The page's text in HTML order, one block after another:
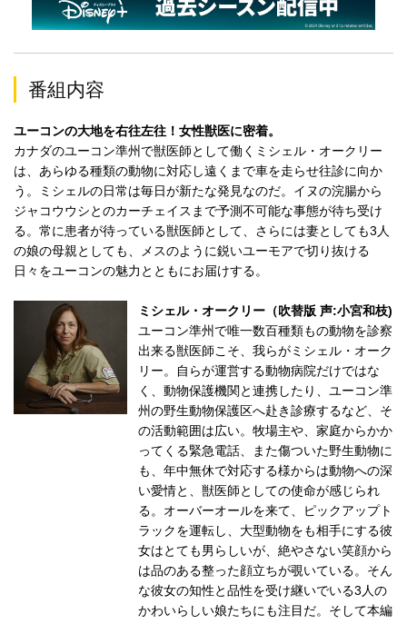
番組内容
ユーコンの大地を右往左往！女性獣医に密着。
カナダのユーコン準州で獣医師として働くミシェル・オークリー
は、あらゆる種類の動物に対応し遠くまで車を走らせ往診に向か
う。ミシェルの日常は毎日が新たな発見なのだ。イヌの浣腸から
ジャコウウシとのカーチェイスまで予測不可能な事態が待ち受け
る。常に患者が待っている獣医師として、さらには妻としても3人
の娘の母親としても、メスのように鋭いユーモアで切り抜ける
日々をユーコンの魅力とともにお届けする。
ミシェル・オークリー（吹替版 声:小宮和枝)
ユーコン準州で唯一数百種類もの動物を診察
出来る獣医師こそ、我らがミシェル・オーク
リー。自らが運営する動物病院だけではな
く、動物保護機関と連携したり、ユーコン準
州の野生動物保護区へ赴き診療するなど、そ
の活動範囲は広い。牧場主や、家庭からかか
ってくる緊急電話、また傷ついた野生動物に
も、年中無休で対応する様からは動物への深
い愛情と、獣医師としての使命が感じられ
る。オーバーオールを来て、ピックアップト
ラックを運転し、大型動物をも相手にする彼
女はとても男らしいが、絶やさない笑顔から
は品のある整った顔立ちが覗いている。そん
な彼女の知性と品性を受け継いでいる3人の
かわいらしい娘たちにも注目だ。そして本編